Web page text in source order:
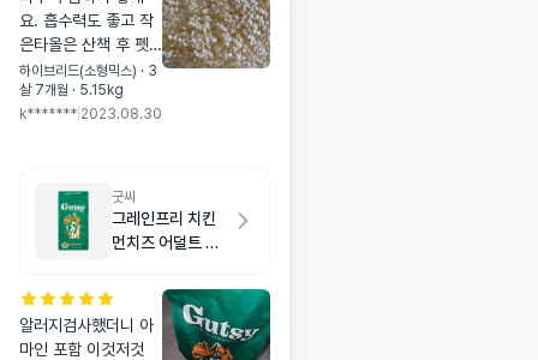
요. 흡수력도 좋고 작
은타올은 산책 후 펫
티슈로 닦이고 남은
물기 닦아주기 좋아
요.
하이브리드(소형믹스) · 3
살 7개월 · 5.15kg
k******* 2023.08.30
굿씨
그레인프리 치킨
먼치즈 어덜트 스
알러지검사했더니 아
마인 포함 이것저것